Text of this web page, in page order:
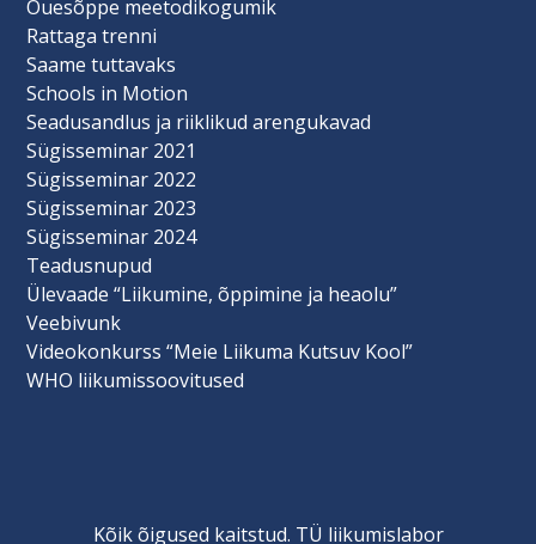
Õuesõppe meetodikogumik
Rattaga trenni
Saame tuttavaks
Schools in Motion
Seadusandlus ja riiklikud arengukavad
Sügisseminar 2021
Sügisseminar 2022
Sügisseminar 2023
Sügisseminar 2024
Teadusnupud
Ülevaade “Liikumine, õppimine ja heaolu”
Veebivunk
Videokonkurss “Meie Liikuma Kutsuv Kool”
WHO liikumissoovitused
Kõik õigused kaitstud. TÜ liikumislabor